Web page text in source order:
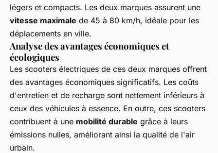
légers et compacts. Les deux marques assurent une
vitesse maximale de 45 à 80 km/h, idéale pour les
déplacements en ville.
Analyse des avantages économiques et
écologiques
Les scooters électriques de ces deux marques offrent
des avantages économiques significatifs. Les coûts
d'entretien et de recharge sont nettement inférieurs à
ceux des véhicules à essence. En outre, ces scooters
contribuent à une mobilité durable grâce à leurs
émissions nulles, améliorant ainsi la qualité de l'air
urbain.